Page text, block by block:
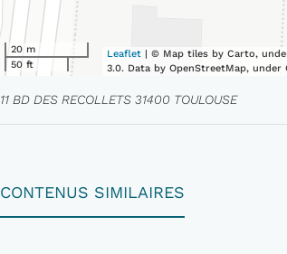
20 m
50 ft
Leaflet | © Map tiles by Carto,
3.0. Data by OpenStreetMap, under
11 BD DES RECOLLETS 31400 TOULOUSE
CONTENUS SIMILAIRES